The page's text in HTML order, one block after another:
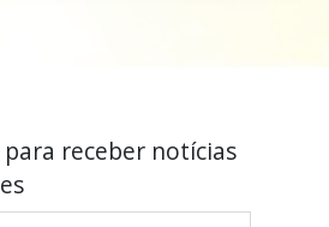
receber notícias